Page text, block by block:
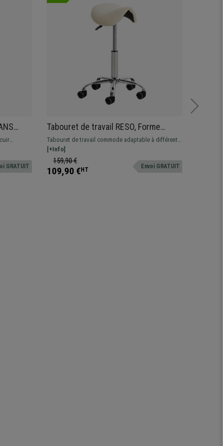
GRATUIT
Tabouret de travail RESO, Forme
ergonomique, Grand Rembourrage, en
cuir, Crème
Tabouret de travail commode adaptable à différents
environnements de travail. Hauteur réglable, assise
pivotante 360° et revêtement en cuir synthétique.
[+Info]
159,90 €
109,90 €HT Envoi GRATUIT